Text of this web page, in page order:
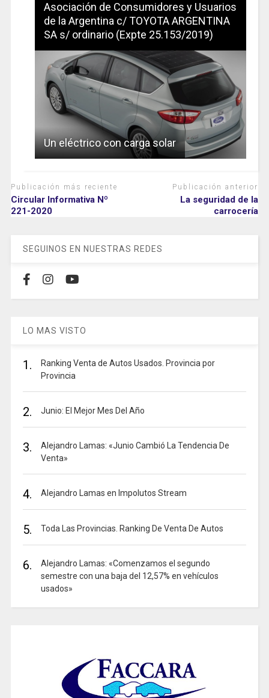
Asociación de Consumidores y Usuarios
de la Argentina c/ TOYOTA ARGENTINA
SA s/ ordinario (Expte 25.153/2019)
Un eléctrico con carga solar
Publicación más reciente
Circular Informativa Nº
221-2020
Publicación anterior
La seguridad de la
carrocería
SEGUINOS EN NUESTRAS REDES
LO MAS VISTO
1.
Ranking Venta de Autos Usados. Provincia por
Provincia
2. Junio: El Mejor Mes Del Año
3.
Alejandro Lamas: «Junio Cambió La Tendencia De
Venta»
4. Alejandro Lamas en Impolutos Stream
5. Toda Las Provincias. Ranking De Venta De Autos
6.
Alejandro Lamas: «Comenzamos el segundo
semestre con una baja del 12,57% en vehículos
usados»